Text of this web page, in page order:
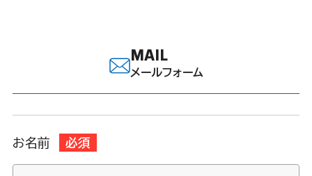
MAIL
メールフォーム
お名前 必須